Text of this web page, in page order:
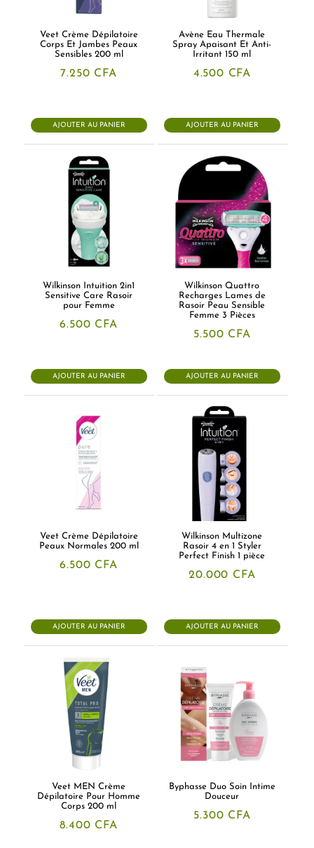
Veet Crème Dépilatoire
Corps Et Jambes Peaux
Sensibles 200 ml
7.250 CFA
AJOUTER AU PANIER
Avène Eau Thermale
Spray Apaisant Et Anti-
Irritant 150 ml
4.500 CFA
AJOUTER AU PANIER
Wilkinson Intuition 2in1
Sensitive Care Rasoir
pour Femme
6.500 CFA
AJOUTER AU PANIER
Wilkinson Quattro
Recharges Lames de
Rasoir Peau Sensible
Femme 3 Pièces
5.500 CFA
AJOUTER AU PANIER
Veet Crème Dépilatoire
Peaux Normales 200 ml
6.500 CFA
AJOUTER AU PANIER
Wilkinson Multizone
Rasoir 4 en 1 Styler
Perfect Finish 1 pièce
20.000 CFA
AJOUTER AU PANIER
Veet MEN Crème
Dépilatoire Pour Homme
Corps 200 ml
8.400 CFA
Byphasse Duo Soin Intime
Douceur
5.300 CFA